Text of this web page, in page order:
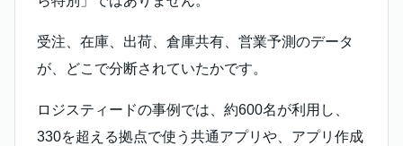
受注、在庫、出荷、倉庫共有、営業予測のデータ
が、どこで分断されていたかです。
ロジスティードの事例では、約600名が利用し、
330を超える拠点で使う共通アプリや、アプリ作成